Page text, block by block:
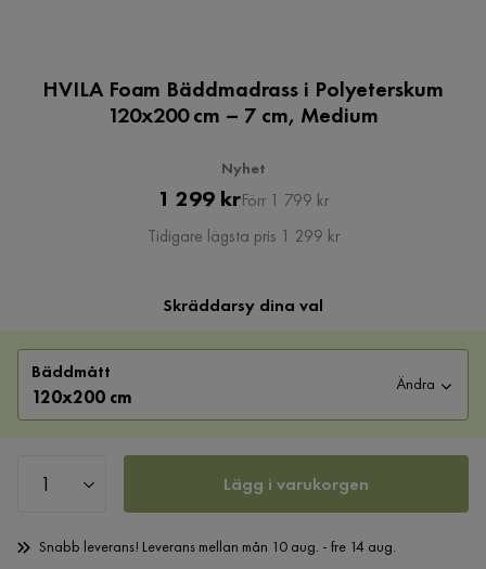
HVILA Foam Bäddmadrass i Polyeterskum
120x200 cm – 7 cm, Medium
Nyhet
Pris
1 299 krOriginal
Pris
Förr 1 799 kr
Tidigare lägsta pris 1 299 kr
Skräddarsy dina val
Bäddmått
120x200 cm
Ändra
Lägg i varukorgen
Snabb leverans! Leverans mellan mån 10 aug. - fre 14 aug.